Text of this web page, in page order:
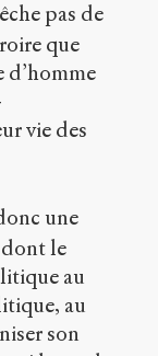
pas de
que
d’homme
vie des
une
le
au
au
son